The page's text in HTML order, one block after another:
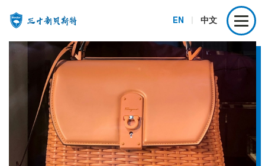
EN 中文